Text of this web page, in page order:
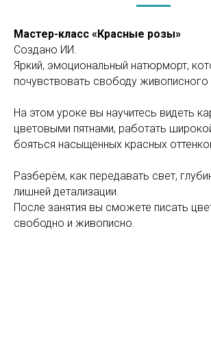
Мастер-класс «Красные розы»
Создано ИИ.
Яркий, эмоциональный натюрморт,
почувствовать свободу живописного
На этом уроке вы научитесь видеть
цветовыми пятнами, работать
бояться насыщенных красных
Разберём, как передавать свет,
лишней детализации.
После занятия вы сможете писать
свободно и живописно.